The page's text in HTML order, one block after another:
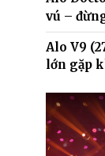
vú –
Alo V9
lớn gặp